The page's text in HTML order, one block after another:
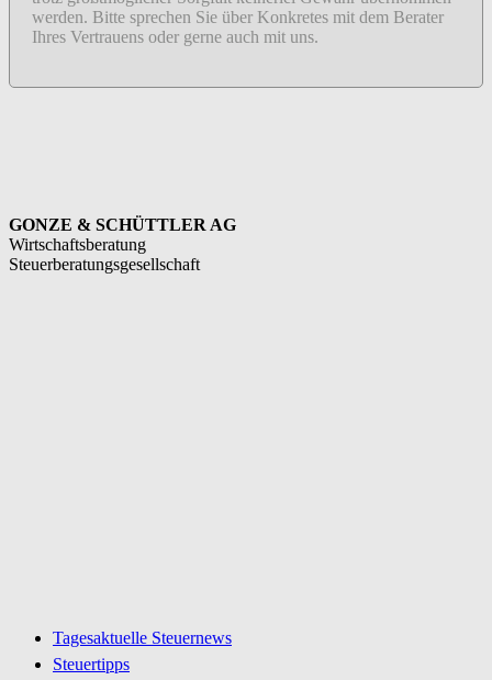
werden. Bitte sprechen Sie über Konkretes mit dem Berater
Ihres Vertrauens oder gerne auch mit uns.
GONZE & SCHÜTTLER AG
Wirtschaftsberatung
Steuerberatungsgesellschaft
Tagesaktuelle Steuernews
Steuertipps